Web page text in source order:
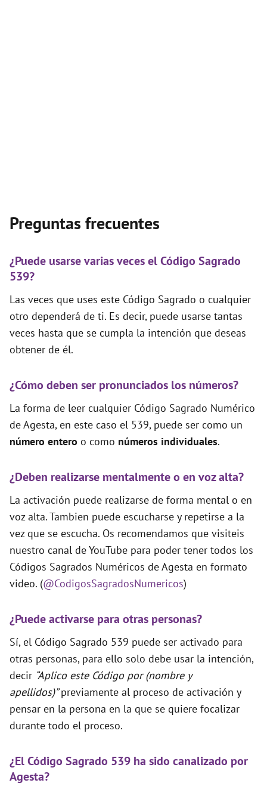
Preguntas frecuentes
¿Puede usarse varias veces el Código Sagrado
539?
Las veces que uses este Código Sagrado o cualquier
otro dependerá de ti. Es decir, puede usarse tantas
veces hasta que se cumpla la intención que deseas
obtener de él.
¿Cómo deben ser pronunciados los números?
La forma de leer cualquier Código Sagrado Numérico
de Agesta, en este caso el 539, puede ser como un
número entero o como números individuales.
¿Deben realizarse mentalmente o en voz alta?
La activación puede realizarse de forma mental o en
voz alta. Tambien puede escucharse y repetirse a la
vez que se escucha. Os recomendamos que visiteis
nuestro canal de YouTube para poder tener todos los
Códigos Sagrados Numéricos de Agesta en formato
video. (@CodigosSagradosNumericos)
¿Puede activarse para otras personas?
Sí, el Código Sagrado 539 puede ser activado para
otras personas, para ello solo debe usar la intención,
decir “Aplico este Código por (nombre y
apellidos)”previamente al proceso de activación y
pensar en la persona en la que se quiere focalizar
durante todo el proceso.
¿El Código Sagrado 539 ha sido canalizado por
Agesta?